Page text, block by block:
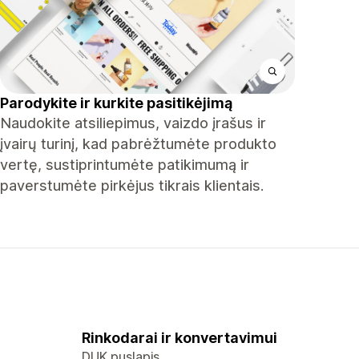
Parodykite ir kurkite pasitikėjimą
Naudokite atsiliepimus, vaizdo įrašus ir
įvairų turinį, kad pabrėžtumėte produkto
vertę, sustiprintumėte patikimumą ir
paverstumėte pirkėjus tikrais klientais.
Rinkodarai ir konvertavimui